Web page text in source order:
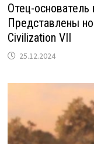
Отец-основатель
Представлены
Civilization VII
25.12.2024